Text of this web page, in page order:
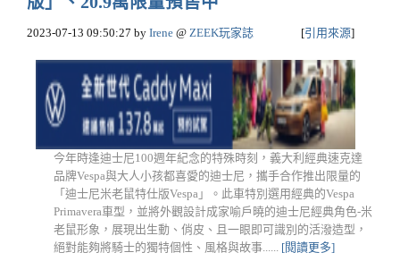
2023-07-13 09:50:27 by Irene @ ZEEK玩家誌 [引用來源]
今年時逢迪士尼100週年紀念的特殊時刻，義大利經典速克達
品牌Vespa與大人小孩都喜愛的迪士尼，攜手合作推出限量的
「迪士尼米老鼠特仕版Vespa」。此車特別選用經典的Vespa
Primavera車型，並將外觀設計成家喻戶曉的迪士尼經典角色-米
老鼠形象，展現出生動、俏皮、且一眼即可識別的活潑造型，
絕對能夠將騎士的獨特個性、風格與故事...... [閱讀更多]